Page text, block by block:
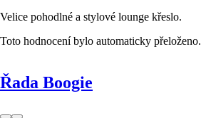
Velice pohodlné a stylové lounge křeslo.
Toto hodnocení bylo automaticky přeloženo.
Řada Boogie